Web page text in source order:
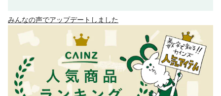
みんなの声でアップデートしました